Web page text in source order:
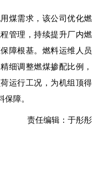
需求，该公司优化燃
管理，持续提升厂内燃
障根基。燃料运维人员
细调整燃煤掺配比例，
运行工况，为机组顶得
保障。
责任编辑：于彤彤